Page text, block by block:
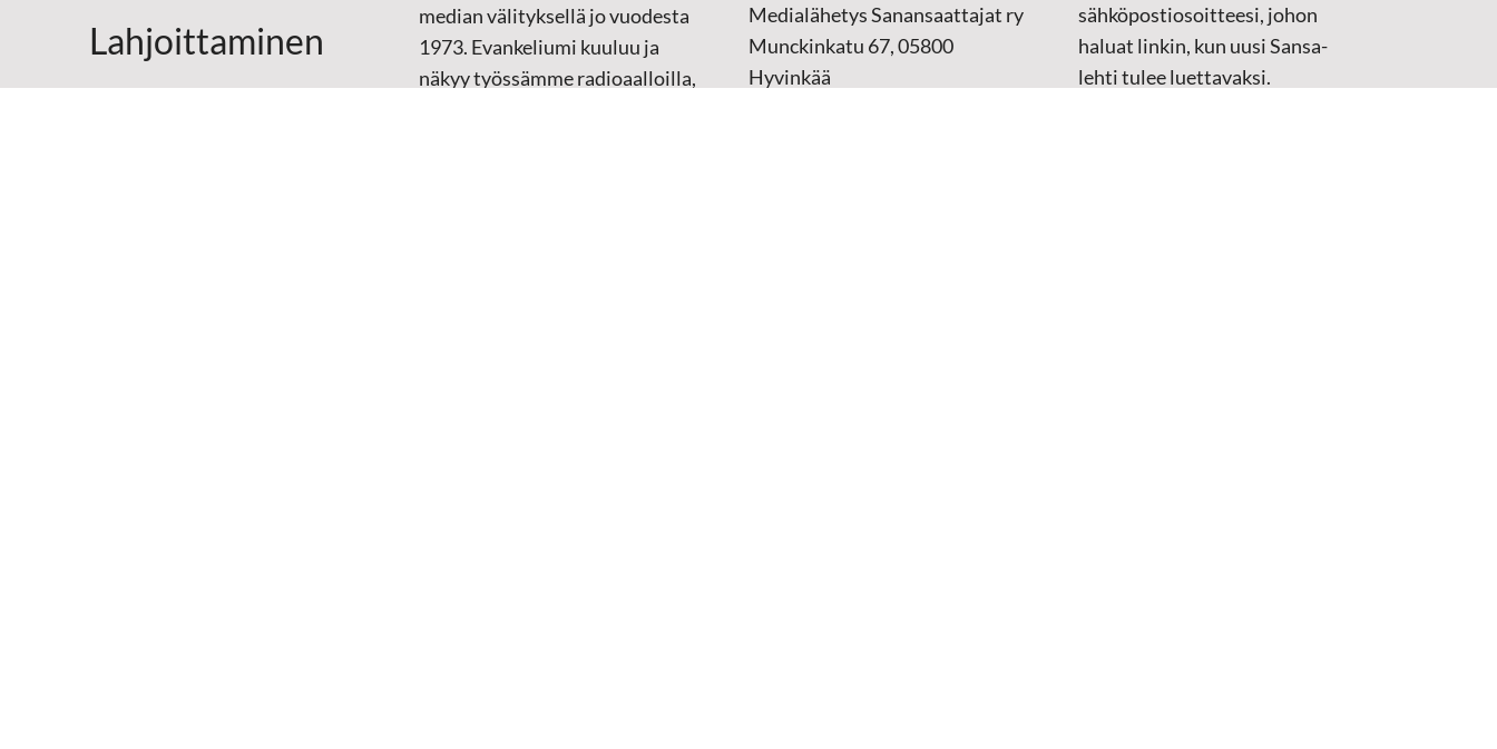
Lahjoittaminen
median välityksellä jo vuodesta
1973. Evankeliumi kuuluu ja
näkyy työssämme radioaalloilla,
Medialähetys Sanansaattajat ry
Munckinkatu 67, 05800
Hyvinkää
sähköpostiosoitteesi, johon
haluat linkin, kun uusi Sansa-
lehti tulee luettavaksi.